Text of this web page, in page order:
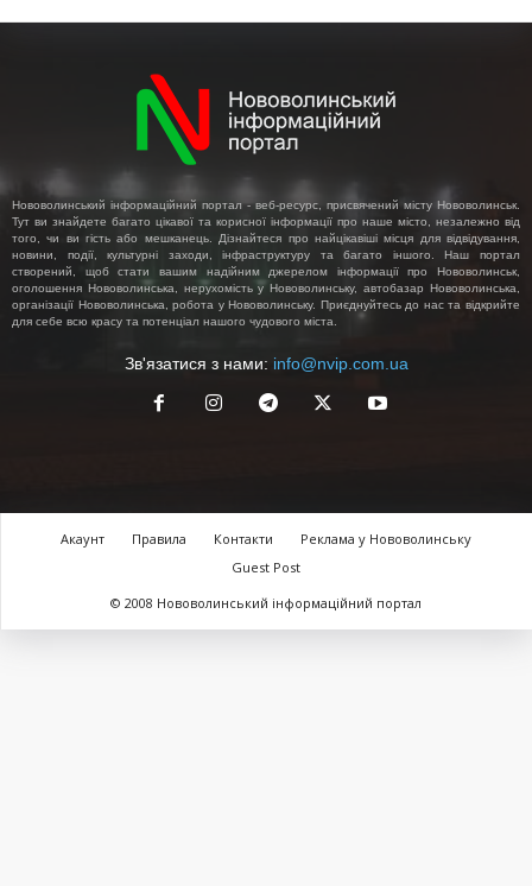
Нововолинський інформаційний портал - веб-ресурс, присвячений місту Нововолинськ.
Тут ви знайдете багато цікавої та корисної інформації про наше місто, незалежно від
того, чи ви гість або мешканець. Дізнайтеся про найцікавіші місця для відвідування,
новини, події, культурні заходи, інфраструктуру та багато іншого. Наш портал
створений, щоб стати вашим надійним джерелом інформації про Нововолинськ,
оголошення Нововолинська, нерухомість у Нововолинську, автобазар Нововолинська,
організації Нововолинська, робота у Нововолинську. Приєднуйтесь до нас та відкрийте
для себе всю красу та потенціал нашого чудового міста.
Зв'язатися з нами: info@nvip.com.ua
Акаунт Правила Контакти
Реклама у Нововолинську
Guest Post
© 2008 Нововолинський інформаційний портал